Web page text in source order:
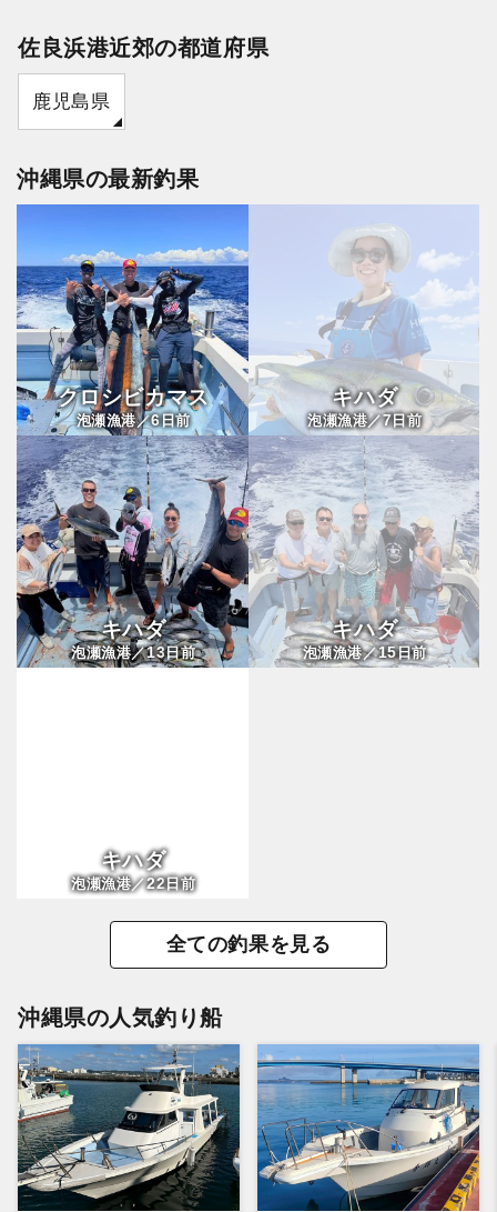
佐良浜港近郊の都道府県
鹿児島県
沖縄県の最新釣果
クロシビカマス
泡瀬漁港／6日前
キハダ
泡瀬漁港／7日前
キハダ
泡瀬漁港／13日前
キハダ
泡瀬漁港／15日前
キハダ
泡瀬漁港／22日前
全ての釣果を見る
沖縄県の人気釣り船